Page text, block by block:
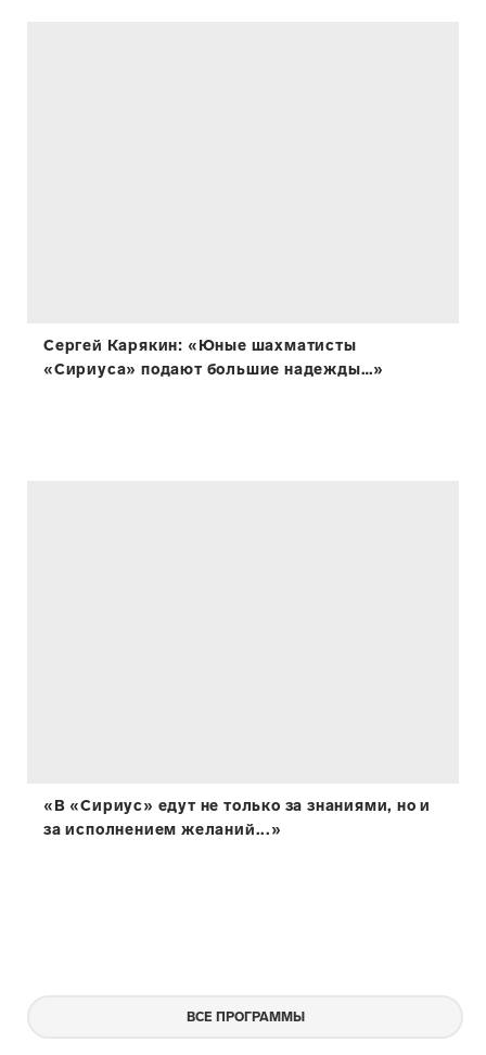
Сергей Карякин: «Юные шахматисты
«Сириуса» подают большие надежды…»
«В «Сириус» едут не только за знаниями, но и
за исполнением желаний...»
ВСЕ ПРОГРАММЫ